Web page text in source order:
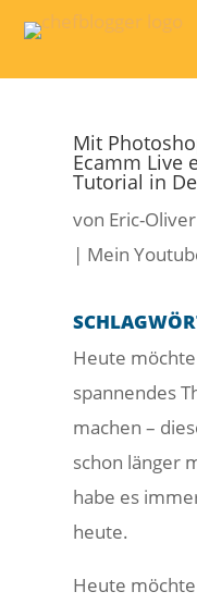
Mit
Ecamm Live
Tutorial in
von Eric-
| Mein
Heute
spannendes
machen –
schon länger
habe es
heute.
Heute